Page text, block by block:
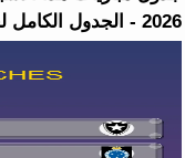
2026 - الجدول الكامل لجميع البطولات